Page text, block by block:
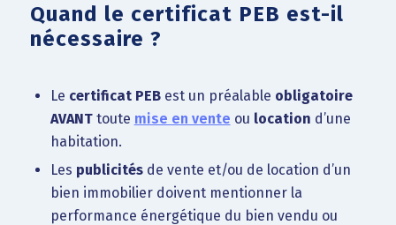
Quand le certificat PEB est-il
nécessaire ?
Le certificat PEBest un préalable obligatoire
AVANTtoute mise en vente ou location d’une
habitation.
Les publicitésde vente et/ou de location d’un
bien immobilier doivent mentionner la
performance énergétique du bien vendu ou